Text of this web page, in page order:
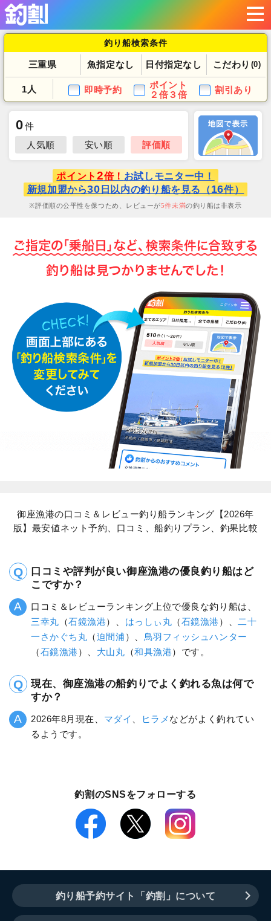
釣り船検索条件
三重県 魚指定なし 日付指定なし こだわり (0)
1人 即時予約
ポイント
２倍３倍
割引あり
0件
人気順
安い順 評価順
ポイント 2倍！ お試しモニター中！
新規加盟から30 日以内の釣り船を見る（16件）
評価順の公平性を保つため、レビューが5件未満の釣り船は非表示
御座漁港の口コミ＆レビュー釣り船ランキング【2026年
版】最安値ネット予約、口コミ、船釣りプラン、釣果比較
口コミや評判が良い御座漁港の優良釣り船はど
こですか？
口コミ＆レビューランキング上位で優良な釣り船は、
三幸丸 （石鏡漁港）、 はっしぃ丸 （石鏡漁港 ）、
二十
一さかぐち丸 （迫間浦 ）、 鳥羽フィッシュハンター
（石鏡漁港 ）、 大山丸 （和具漁港）です。
現在、御座漁港の船釣りでよく釣れる魚は何で
すか？
2026年8月現在、 マダイ ヒラメ などがよく釣れてい
るようです。
釣割のSNSをフォローする
釣り船予約サイト「釣割」について